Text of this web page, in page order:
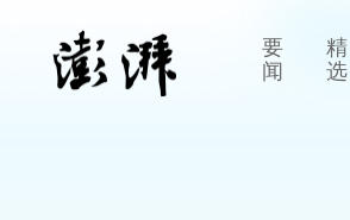
要
闻
精
选